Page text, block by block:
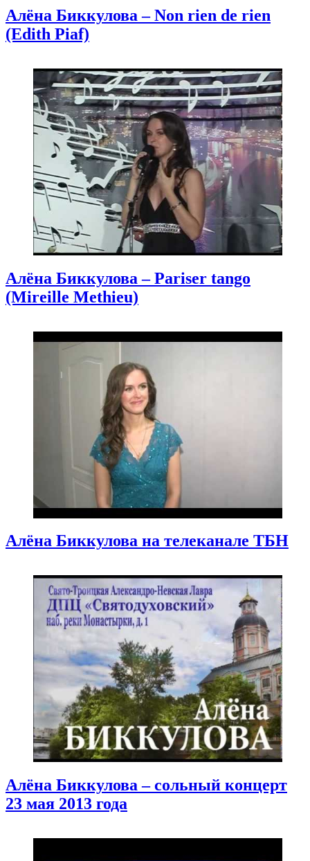
Алёна Биккулова – Non rien de rien
(Edith Piaf)
Алёна Биккулова – Pariser tango
(Mireille Methieu)
Алёна Биккулова на телеканале ТБН
Алёна Биккулова – сольный концерт
23 мая 2013 года